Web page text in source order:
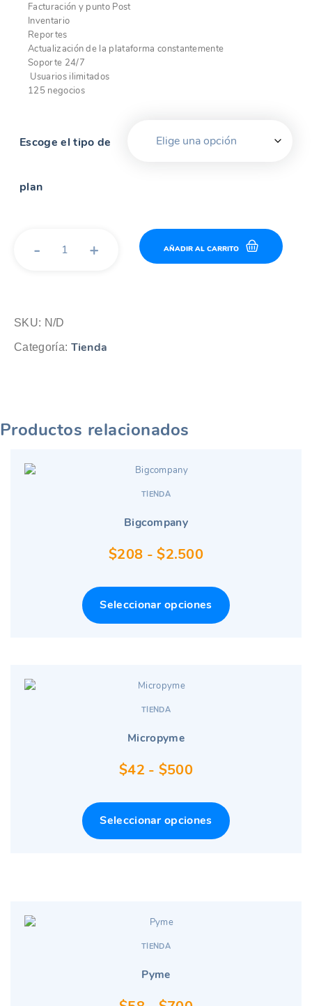
Facturación y punto Post
Inventario
Reportes
Actualización de la plataforma constantemente
Soporte 24/7
Usuarios ilimitados
125 negocios
Escoge el tipo de
plan
Business
AÑADIR AL CARRITO
SKU: N/D
Categoría: Tienda
Productos relacionados
TIENDA
Bigcompany
$208 - $2.500Rango
precios:
desde
Seleccionar opciones
TIENDA
Micropyme
$42 - $500Rango
precios:
desde
Seleccionar opciones
TIENDA
Pyme